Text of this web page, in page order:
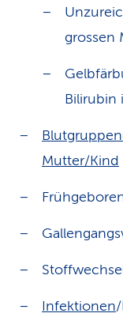
grossen
Bilirubin
Mutter/Kind
Infektionen